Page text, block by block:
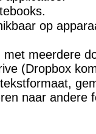
op
meerdere
(Dropbox
naar andere